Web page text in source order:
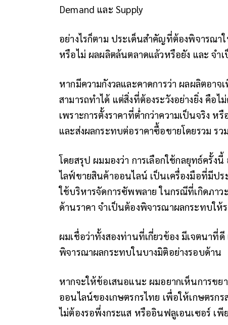
Demand และ Supply
อย่างไรก็ตาม ประเด็นสำคัญที่ต้องพิจารณา
หรือไม่ ผลผลิตล้นตลาดแล้วหรือยัง และ จำ
หากมีความกังวลและคาดการว่า ผลผลิตอา
สามารถทำได้ แต่สิ่งที่ต้องระวังอย่างยิ่ง คือ
เพราะการตั้งราคาที่ต่ำกว่าความเป็นจริง ห
และส่งผลกระทบต่อราคาซื้อขายโดยรวม ร
โดยสรุป ผมมองว่า การเลือกใช้กลยุทธ์ครั้งนี้
ไลฟ์ขายสินค้าออนไลน์ เป็นเครื่องมือที่มีปร
ใช้บริหารจัดการซัพพลาย ในกรณีที่เกิดภาว
ด้านราคา จำเป็นต้องพิจารณาผลกระทบให้
ผมเชื่อว่าทั้งสองท่านที่เกี่ยวข้อง มีเจตนาที่
พิจารณาผลกระทบในบางมิติอย่างรอบด้าน
หากจะให้ข้อเสนอแนะ ผมอยากเห็นการขย
ออนไลน์ของเกษตรกรไทย เพื่อให้เกษตรก
ไม่ต้องรอพึ่งกระแส หรืออินฟลูเอนเซอร์ เพี